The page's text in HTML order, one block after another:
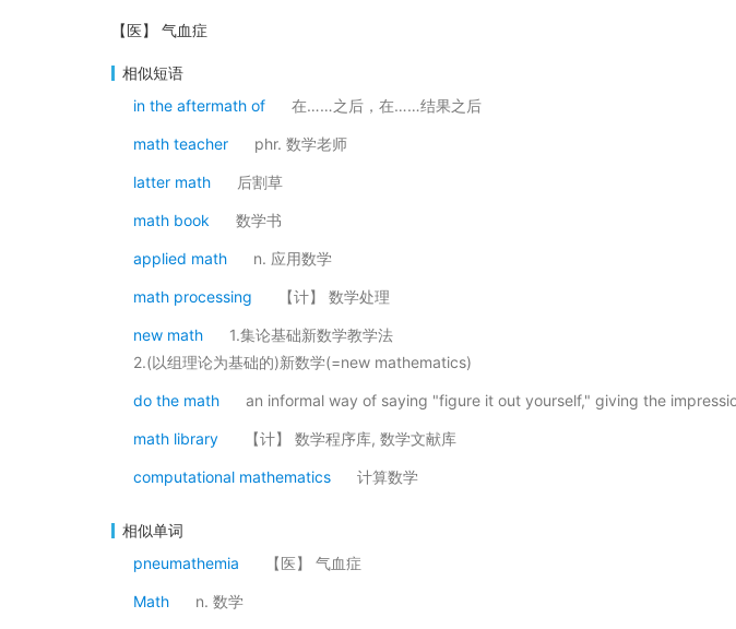
【医】 气血症
相似短语
in the aftermath of
在……之后，在……结果之后
math teacher phr. 数学老师
latter math 后割草
math book 数学书
applied math n. 应用数学
math processing 【计】 数学处理
new math
1.集论基础新数学教学法
2.(以组理论为基础的)新数学(=new mathematics)
do the math an informal way of saying "figure it out yourself," giving the
math library 【计】 数学程序库, 数学文献库
computational mathematics 计算数学
相似单词
pneumathemia
【医】 气血症
Math n. 数学